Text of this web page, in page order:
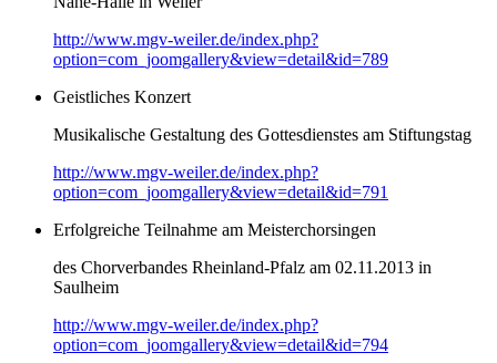
http://www.mgv-weiler.de/index.php?
option=com_joomgallery&view=detail&id=789
Geistliches Konzert
Musikalische Gestaltung des Gottesdienstes am Stiftungstag
http://www.mgv-weiler.de/index.php?
option=com_joomgallery&view=detail&id=791
Erfolgreiche Teilnahme am Meisterchorsingen
des Chorverbandes Rheinland-Pfalz am 02.11.2013 in
Saulheim
http://www.mgv-weiler.de/index.php?
option=com_joomgallery&view=detail&id=794